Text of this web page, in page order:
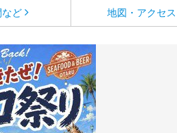
ど 地図・アクセス